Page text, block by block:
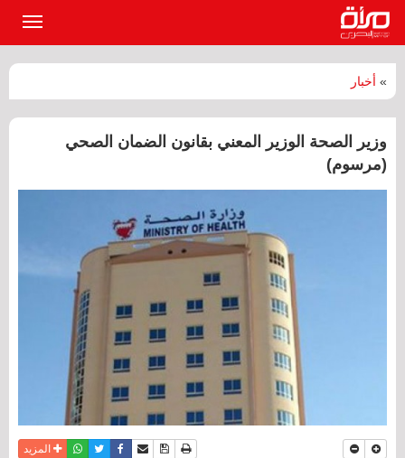
» أخبار
وزير الصحة الوزير المعني بقانون الضمان الصحي
(مرسوم)
نسخة للطباعة
حفظ الموضوع
أرسل الى صديق
فيسبوكتويترواتسابالمزيد